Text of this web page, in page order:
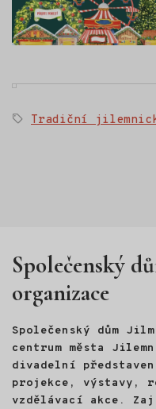
Štítky:
Tradiční
Společenský
organizace
Společenský dům
centrum města
divadelní
projekce, výstavy,
vzdělávací akce.